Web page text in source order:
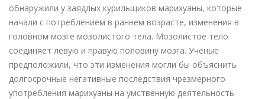
обнаружили у заядлых курильщиков марихуаны, которые
начали с потреблением в раннем возрасте, изменения в
головном мозге мозолистого тела. Мозолистое тело
соединяет левую и правую половину мозга. Ученые
предположили, что эти изменения могли бы объяснить
долгосрочные негативные последствия чрезмерного
употребления марихуаны на умственную деятельность